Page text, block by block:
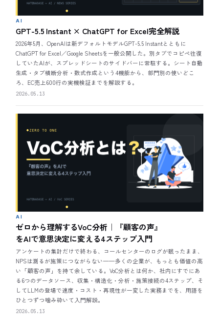
AI
GPT-5.5 Instant × ChatGPT for Excel完全解説
2026年5月、OpenAIは新デフォルトモデルGPT-5.5 Instantとともに
ChatGPT for Excel／Google Sheetsを一般公開した。別タブでコピペ往復
していたAIが、スプレッドシートのサイドバーに常駐する。シート自動
生成・タブ横断分析・数式作成という4機能から、部門別の使いどこ
ろ、EC売上600行の実機検証までを解説する。
2026.05.13
AI
ゼロから理解するVoC分析｜『顧客の声』
をAIで意思決定に変える4ステップ入門
アンケートの集計だけで終わる、コールセンターのログが眠ったまま、
NPSは測るが施策につながらない——多くの企業が、もっとも価値の高
い「顧客の声」を持て余している。VoC分析とは何か、社内にすでにあ
る6つのデータソース、収集・構造化・分析・施策接続の4ステップ、そ
してLLMの登場で速度・コスト・再現性が一変した実務までを、用語を
ひとつずつ噛み砕いて入門解説。
2026.05.13